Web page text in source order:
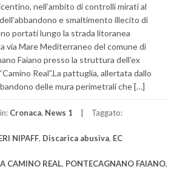
nell’ambito di controlli mirati al
e smaltimento illecito di
portati lungo la strada litoranea
via Mare Mediterraneo del comune di
Faiano presso la struttura dell’ex
Real”.La pattuglia, allertata dallo
delle mura perimetrali che […]
Cronaca, News 1 Taggato:
NIPAFF, Discarica abusiva, EC
CAMINO REAL, PONTECAGNANO FAIANO,